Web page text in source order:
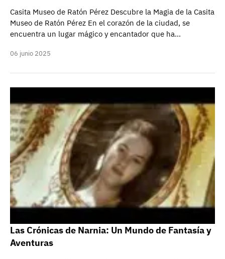
Casita Museo de Ratón Pérez Descubre la Magia de la Casita
Museo de Ratón Pérez En el corazón de la ciudad, se
encuentra un lugar mágico y encantador que ha…
06 junio 2025
Las Crónicas de Narnia: Un Mundo de Fantasía y
Aventuras